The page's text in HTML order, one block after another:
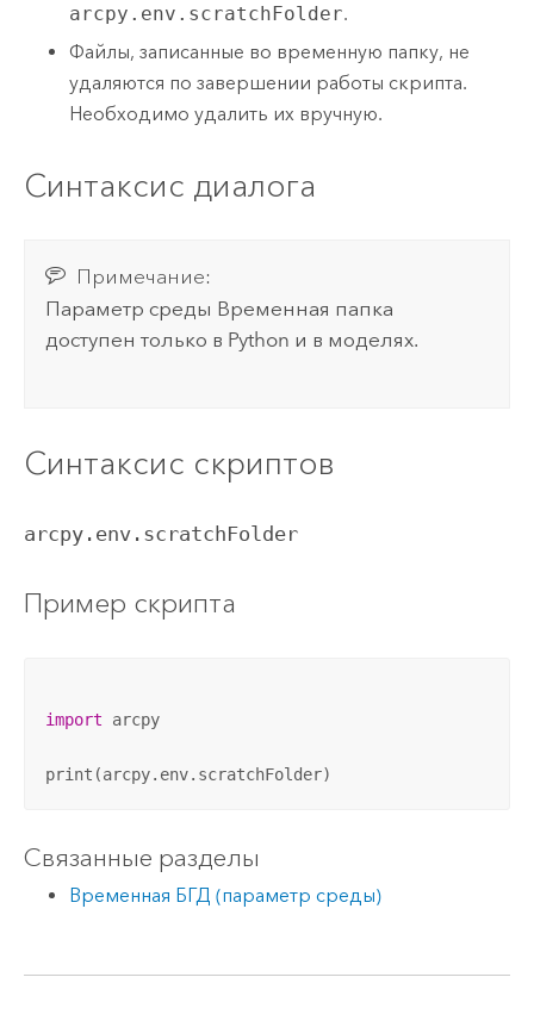
arcpy.env.scratchFolder.
Файлы, записанные во временную папку, не
удаляются по завершении работы скрипта.
Необходимо удалить их вручную.
Синтаксис диалога
Примечание:
Параметр среды Временная папка
доступен только в Python и в моделях.
Синтаксис скриптов
arcpy.env.scratchFolder
Пример скрипта
import arcpy
print(arcpy.env.scratchFolder)
Связанные разделы
Временная БГД (параметр среды)